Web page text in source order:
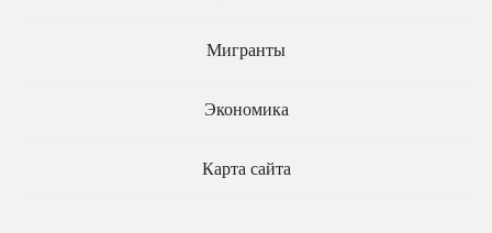
Мигранты
Экономика
Карта сайта